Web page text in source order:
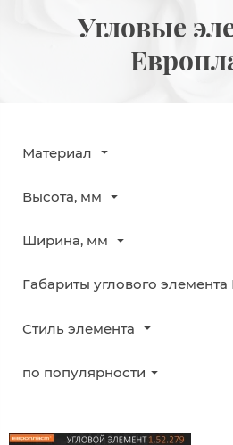
Угловые
Материал
Высота, мм
Ширина, мм
Габариты углового
Стиль элемента
по популярности